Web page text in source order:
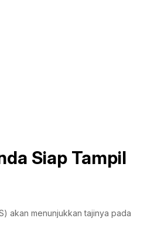
Siap Tampil
akan menunjukkan tajinya pada